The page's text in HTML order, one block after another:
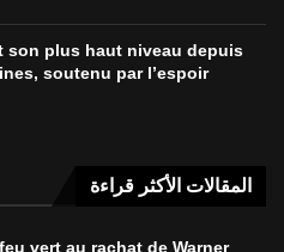
son plus haut niveau depuis
soutenu par l’espoir
المقالات الأكثر قراءة
vert au rachat de Warner